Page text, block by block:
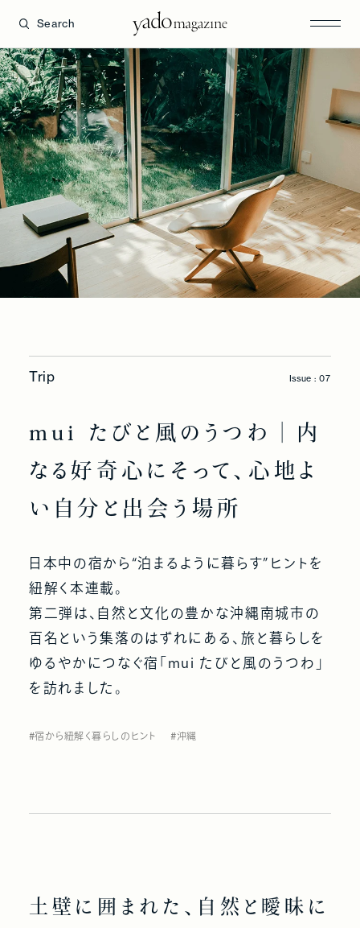
Search
Trip Issue : 07
mui たびと風のうつわ｜内
なる好奇心にそって、心地よ
い自分と出会う場所
日本中の宿から“泊まるように暮らす”ヒントを
紐解く本連載。
第二弾は、自然と文化の豊かな沖縄南城市の
百名という集落のはずれにある、旅と暮らしを
ゆるやかにつなぐ宿「mui たびと風のうつわ」
を訪れました。
#宿から紐解く暮らしのヒント #沖縄
土壁に囲まれた、自然と曖昧に